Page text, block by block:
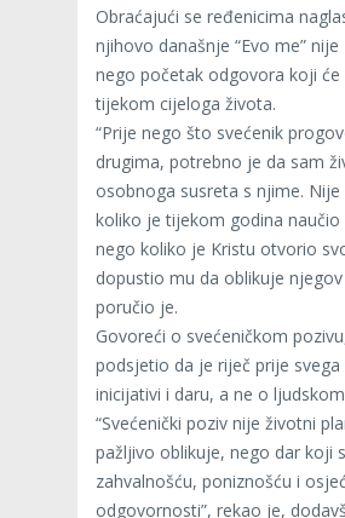
Obraćajući se ređenicima
njihovo današnje “Evo me” nije
nego početak odgovora koji će
tijekom cijeloga života.
“Prije nego što svećenik
drugima, potrebno je da sam
osobnoga susreta s njime. Nije
koliko je tijekom godina naučio
nego koliko je Kristu otvorio
dopustio mu da oblikuje njegov
poručio je.
Govoreći o svećeničkom
podsjetio da je riječ prije
inicijativi i daru, a ne o
“Svećenički poziv nije životni
pažljivo oblikuje, nego dar koji
zahvalnošću, poniznošću i
odgovornosti”, rekao je,